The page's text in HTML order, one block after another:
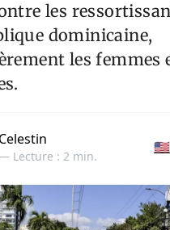
les
dominicaine,
les femmes
— Lecture : 2 min.